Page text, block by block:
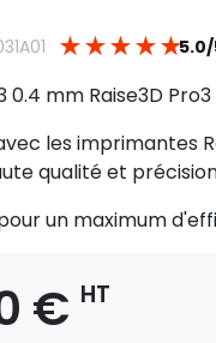
★ ★ ★ ★ ★
0.4 mm Raise3D Pro3
les imprimantes
qualité et
un maximum
€ HT